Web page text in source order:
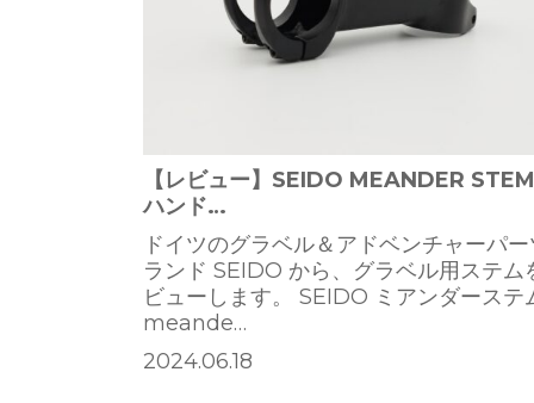
【レビュー】SEIDO MEANDER
ハンド…
ドイツのグラベル＆アドベンチャーパ
ランド SEIDO から、グラベル用ステム
ビューします。 SEIDO ミアンダーステ
meande…
2024.06.18